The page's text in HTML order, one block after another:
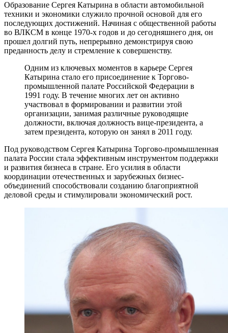
Образование Сергея Катырина в области автомобильной
техники и экономики служило прочной основой для его
последующих достижений. Начиная с общественной работы
во ВЛКСМ в конце 1970-х годов и до сегодняшнего дня, он
прошел долгий путь, непрерывно демонстрируя свою
преданность делу и стремление к совершенству.
Одним из ключевых моментов в карьере Сергея
Катырина стало его присоединение к Торгово-
промышленной палате Российской Федерации в
1991 году. В течение многих лет он активно
участвовал в формировании и развитии этой
организации, занимая различные руководящие
должности, включая должность вице-президента, а
затем президента, которую он занял в 2011 году.
Под руководством Сергея Катырина Торгово-промышленная
палата России стала эффективным инструментом поддержки
и развития бизнеса в стране. Его усилия в области
координации отечественных и зарубежных бизнес-
объединений способствовали созданию благоприятной
деловой среды и стимулировали экономический рост.